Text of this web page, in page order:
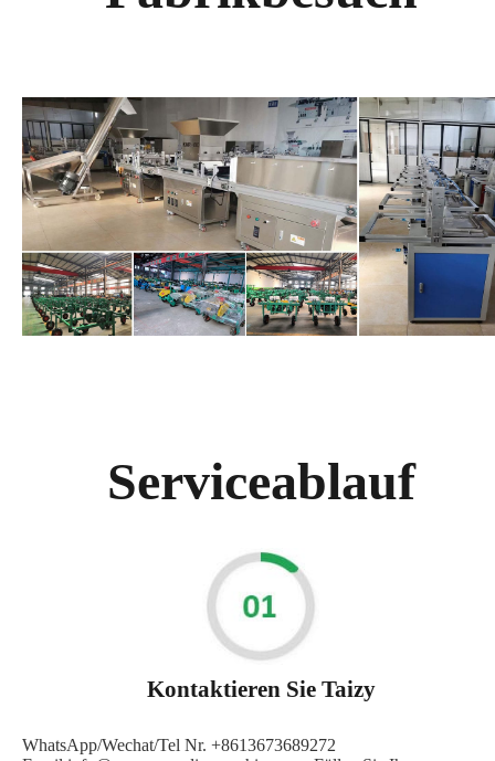
Serviceablauf
Kontaktieren Sie Taizy
WhatsApp/Wechat/Tel Nr. +8613673689272